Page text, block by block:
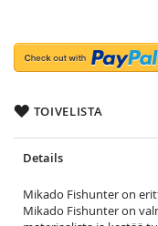
TOIVELISTA
Details
Mikado Fishunter on
Mikado Fishunter on